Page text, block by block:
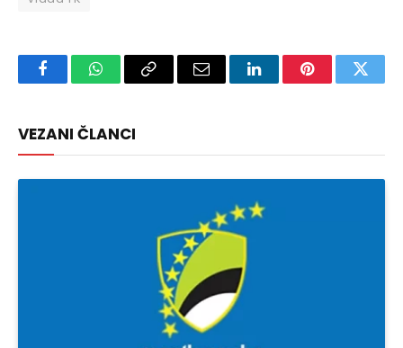
FacebookWhatsAppCopy
Email LinkedInPinterest
VEZANI ČLANCI